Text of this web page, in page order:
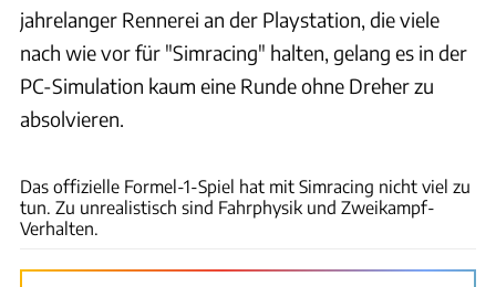
jahrelanger Rennerei an der Playstation, die viele
nach wie vor für "Simracing" halten, gelang es in der
PC-Simulation kaum eine Runde ohne Dreher zu
absolvieren.
Das offizielle Formel-1-Spiel hat mit Simracing nicht viel zu
tun. Zu unrealistisch sind Fahrphysik und Zweikampf-
Verhalten.